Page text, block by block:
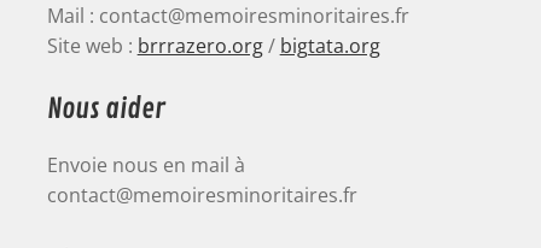
Mail : contact@memoiresminoritaires.fr
Site web : brrrazero.org/ bigtata.org
Nous aider
Envoie nous en mail à
contact@memoiresminoritaires.fr